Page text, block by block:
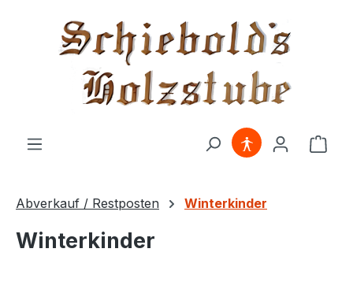
springen
Abverkauf / Restposten Winterkinder
Winterkinder